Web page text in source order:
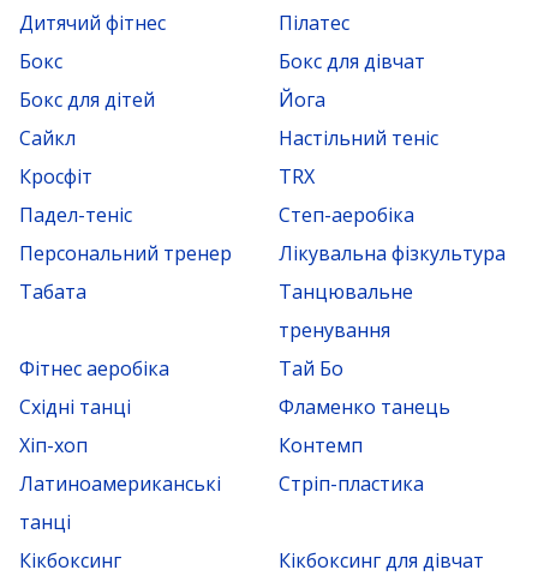
Дитячий фітнес
Пілатес
Бокс
Бокс для дівчат
Бокс для дітей
Йога
Сайкл
Настільний теніс
Кросфіт
TRX
Падел-теніс
Степ-аеробіка
Персональний тренер
Лікувальна фізкультура
Табата
Танцювальне
тренування
Фітнес аеробіка
Тай Бо
Східні танці
Фламенко танець
Хіп-хоп
Контемп
Латиноамериканські
танці
Стріп-пластика
Кікбоксинг
Кікбоксинг для дівчат